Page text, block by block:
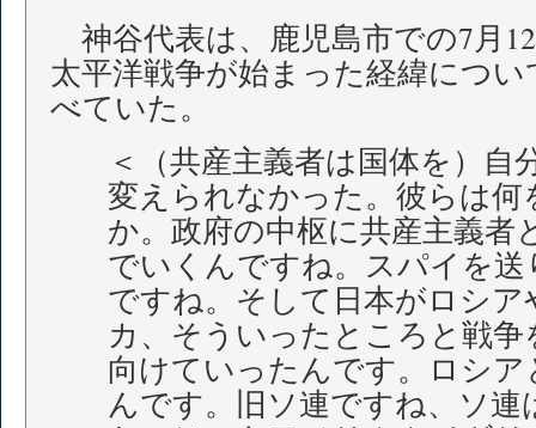
神谷代表は、鹿児島市での7月
太平洋戦争が始まった経緯につ
べていた。
＜（共産主義者は国体を）自
変えられなかった。彼らは
か。政府の中枢に共産主義者
でいくんですね。スパイを
ですね。そして日本がロシア
カ、そういったところと戦
向けていったんです。ロシ
んです。旧ソ連ですね、ソ連